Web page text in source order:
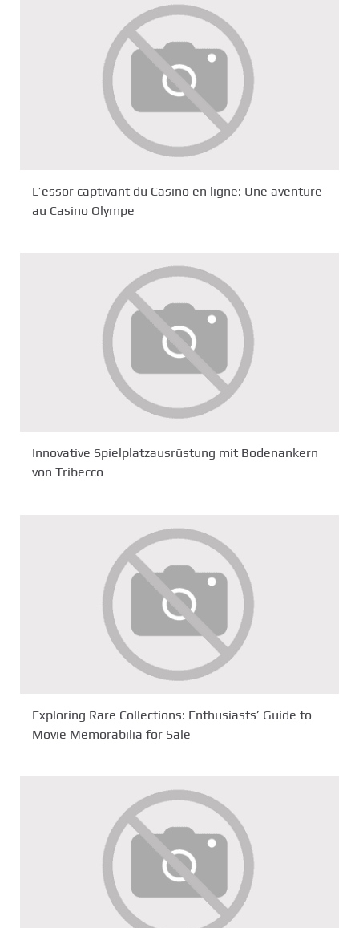
L’essor captivant du Casino en ligne: Une aventure
au Casino Olympe
Innovative Spielplatzausrüstung mit Bodenankern
von Tribecco
Exploring Rare Collections: Enthusiasts’ Guide to
Movie Memorabilia for Sale